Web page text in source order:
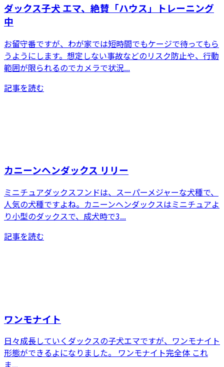
ダックス子犬 エマ、絶賛「ハウス」トレーニング
中
お留守番ですが、わが家では短時間でもケージで待ってもら
うようにします。想定しない事故などのリスク防止や、行動
範囲が限られるのでカメラで状況...
記事を読む
カニーンヘンダックス リリー
ミニチュアダックスフンドは、スーパーメジャーな犬種で、
人気の犬種ですよね。カニーンヘンダックスはミニチュアよ
り小型のダックスで、成犬時で3...
記事を読む
ワンモナイト
日々成長していくダックスの子犬エマですが、ワンモナイト
形態ができるよになりました。 ワンモナイト完全体 これ